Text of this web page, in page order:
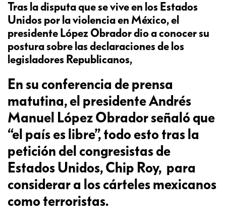
Tras la disputa que se vive en los Estados
Unidos por la violencia en México, el
presidente López Obrador dio a conocer su
postura sobre las declaraciones de los
legisladores Republicanos,
En su conferencia de prensa
matutina, el presidente Andrés
Manuel López Obrador señaló que
“el país es libre”, todo esto tras la
petición del congresistas de
Estados Unidos, Chip Roy, para
considerar a los cárteles mexicanos
como terroristas.